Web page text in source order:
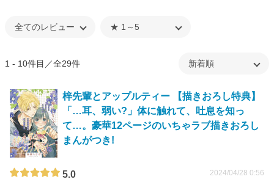
1 - 10件目／全29件
梓先輩とアップルティー 【描きおろし特典】
「…耳、弱い?」体に触れて、吐息を知っ
て…。豪華12ページのいちゃラブ描きおろし
まんがつき!
5.0 2024/04/28 0:56